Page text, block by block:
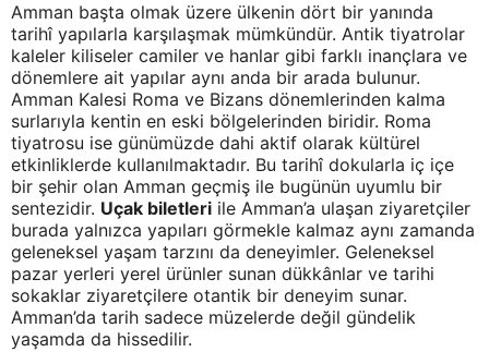
Amman başta olmak üzere ülkenin dört bir yanında
tarihî yapılarla karşılaşmak mümkündür. Antik tiyatrolar
kaleler kiliseler camiler ve hanlar gibi farklı inançlara ve
dönemlere ait yapılar aynı anda bir arada bulunur.
Amman Kalesi Roma ve Bizans dönemlerinden kalma
surlarıyla kentin en eski bölgelerinden biridir. Roma
tiyatrosu ise günümüzde dahi aktif olarak kültürel
etkinliklerde kullanılmaktadır. Bu tarihî dokularla iç içe
bir şehir olan Amman geçmiş ile bugünün uyumlu bir
sentezidir. Uçak biletleri ile Amman’a ulaşan ziyaretçiler
burada yalnızca yapıları görmekle kalmaz aynı zamanda
geleneksel yaşam tarzını da deneyimler. Geleneksel
pazar yerleri yerel ürünler sunan dükkânlar ve tarihi
sokaklar ziyaretçilere otantik bir deneyim sunar.
Amman’da tarih sadece müzelerde değil gündelik
yaşamda da hissedilir.